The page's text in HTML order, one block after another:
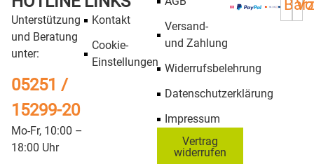
Details
Details
Storch Kapselpinsel
AquaSTAR soft
10,90
Storch Aufsteck-
Bügel, 6mm Draht,
10cm Breite